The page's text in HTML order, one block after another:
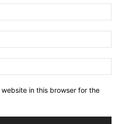
in this browser for the